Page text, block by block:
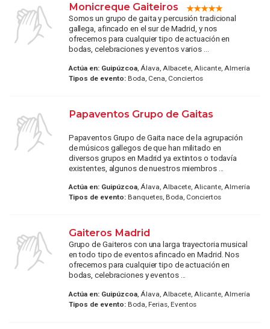
Monicreque Gaiteiros
Somos un grupo de gaita y percusión tradicional
gallega, afincado en el sur de Madrid, y nos
ofrecemos para cualquier tipo de actuación en
bodas, celebraciones y eventos varios ...
Actúa en: Guipúzcoa, Álava, Albacete, Alicante, Almería
Tipos de evento:Boda, Cena, Conciertos
Papaventos Grupo de Gaitas
Papaventos Grupo de Gaita nace de la agrupación
de músicos gallegos de que han militado en
diversos grupos en Madrid ya extintos o todavía
existentes, algunos de nuestros miembros ...
Actúa en: Guipúzcoa, Álava, Albacete, Alicante, Almería
Tipos de evento:Banquetes, Boda, Conciertos
Gaiteros Madrid
Grupo de Gaiteros con una larga trayectoria musical
en todo tipo de eventos afincado en Madrid. Nos
ofrecemos para cualquier tipo de actuación en
bodas, celebraciones y eventos ...
Actúa en: Guipúzcoa, Álava, Albacete, Alicante, Almería
Tipos de evento:Boda, Ferias, Eventos